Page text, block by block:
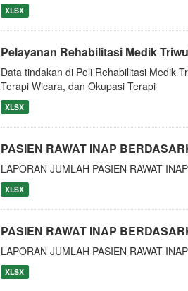
XLSX
Pelayanan Rehabilitasi Medik
Data tindakan di Poli Rehabilitasi Medik
Terapi Wicara, dan Okupasi Terapi
XLSX
PASIEN RAWAT INAP
LAPORAN JUMLAH PASIEN RAWAT
XLSX
PASIEN RAWAT INAP
LAPORAN JUMLAH PASIEN RAWAT
XLSX